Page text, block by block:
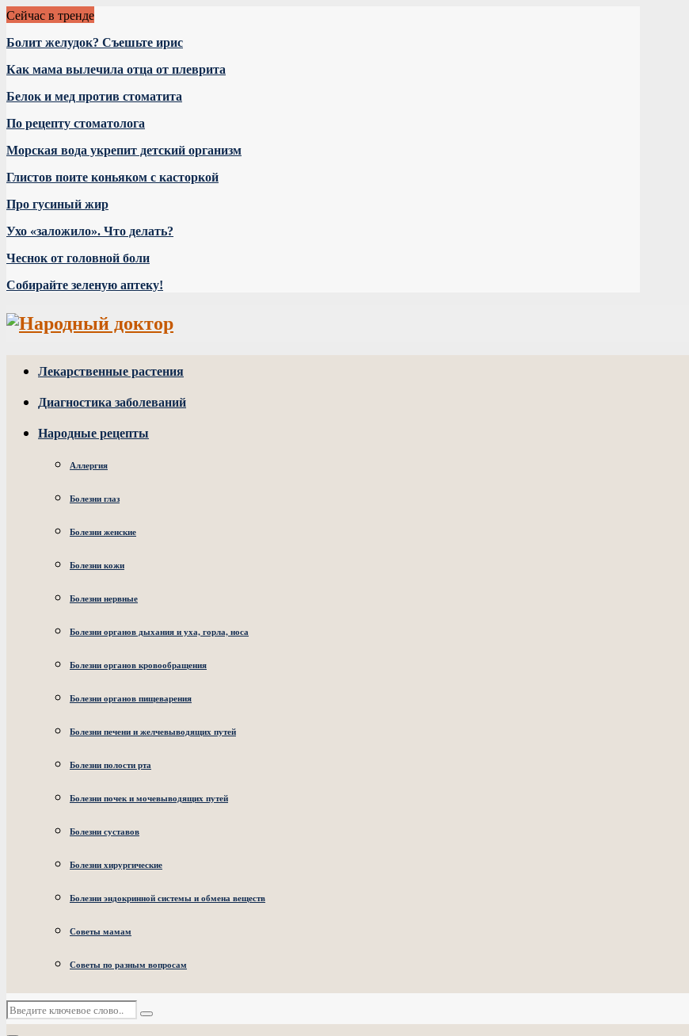
Сейчас в тренде
Болит желудок? Съешьте ирис
Как мама вылечила отца от плеврита
Белок и мед против стоматита
По рецепту стоматолога
Морская вода укрепит детский организм
Глистов поите коньяком с касторкой
Про гусиный жир
Ухо «заложило». Что делать?
Чеснок от головной боли
Собирайте зеленую аптеку!
Лекарственные растения
Диагностика заболеваний
Народные рецепты
Аллергия
Болезни глаз
Болезни женские
Болезни кожи
Болезни нервные
Болезни органов дыхания и уха, горла, носа
Болезни органов кровообращения
Болезни органов пищеварения
Болезни печени и желчевыводящих путей
Болезни полости рта
Болезни почек и мочевыводящих путей
Болезни суставов
Болезни хирургические
Болезни эндокринной системы и обмена веществ
Советы мамам
Советы по разным вопросам
Искать:
Поиск